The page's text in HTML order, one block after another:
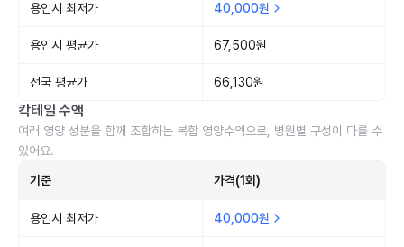
용인시 최저가 40,000원
용인시 평균가 67,500원
전국 평균가 66,130원
칵테일 수액
여러 영양 성분을 함께 조합하는 복합 영양수액으로, 병원별 구성이 다를 수
있어요.
기준 가격(1회)
용인시 최저가 40,000원